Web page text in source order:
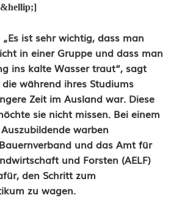
ist sehr wichtig, dass man
in einer Gruppe und dass man
ins kalte Wasser traut“, sagt
während ihres Studiums
Zeit im Ausland war. Diese
sie nicht missen. Bei einem
warben
und das Amt für
und Forsten (AELF)
den Schritt zum
zu wagen.